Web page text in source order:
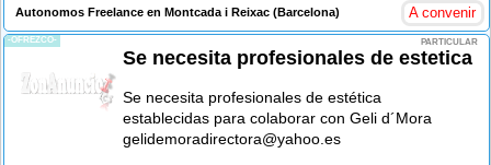
Autonomos Freelance en Montcada i Reixac (Barcelona) A convenir
-OFREZCO- PARTICULAR
Se necesita profesionales de estetica
Se necesita profesionales de estética
establecidas para colaborar con Geli d´Mora
gelidemoradirectora@yahoo.es